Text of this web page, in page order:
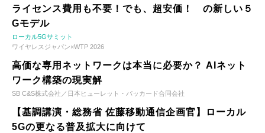
ライセンス費用も不要！でも、超安価！ の新しい５
Gモデル
ローカル5Gサミット
ワイヤレスジャパン×WTP 2026
高価な専用ネットワークは本当に必要か？ AIネット
ワーク構築の現実解
SB C&S株式会社／日本ヒューレット・パッカード合同会社
【基調講演・総務省 佐藤移動通信企画官】ローカル
5Gの更なる普及拡大に向けて